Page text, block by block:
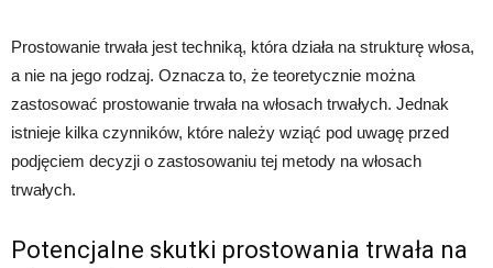
Prostowanie trwała jest techniką, która działa na strukturę włosa,
a nie na jego rodzaj. Oznacza to, że teoretycznie można
zastosować prostowanie trwała na włosach trwałych. Jednak
istnieje kilka czynników, które należy wziąć pod uwagę przed
podjęciem decyzji o zastosowaniu tej metody na włosach
trwałych.
Potencjalne skutki prostowania trwała na